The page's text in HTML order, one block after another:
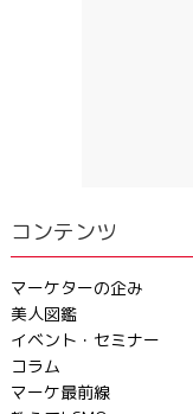
コンテンツ
マーケターの企み
美人図鑑
イベント・セミナー
コラム
マーケ最前線